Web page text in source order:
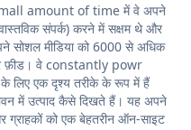
amount of time में वे अपने
संपर्क) करने में सक्षम थे और
मीडिया को 6000 से अधिक
फ़ीड। वे constantly powr
के लिए एक दृश्य तरीके के रूप में हैं
में उत्पाद कैसे दिखते हैं। यह अपने
ग्राहकों को एक बेहतरीन ऑन-साइट